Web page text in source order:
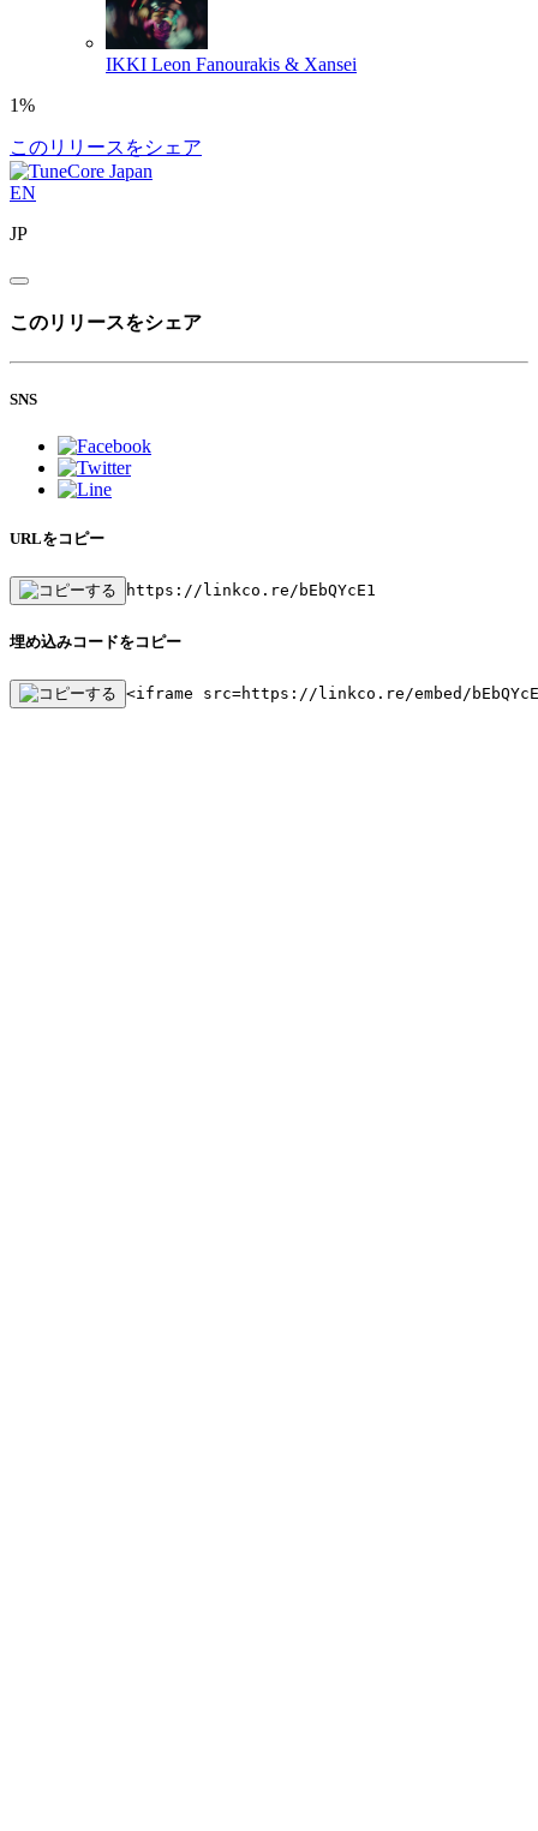
IKKI Leon Fanourakis & Xansei
1%
このリリースをシェア
EN
JP
このリリースをシェア
SNS
URLをコピー
https://linkco.re/bEbQYcE1
埋め込みコードをコピー
<iframe src=https://linkco.re/embed/